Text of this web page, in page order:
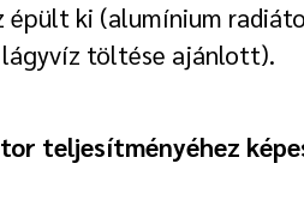
ki (alumínium
töltése ajánlott).
teljesítményéhez